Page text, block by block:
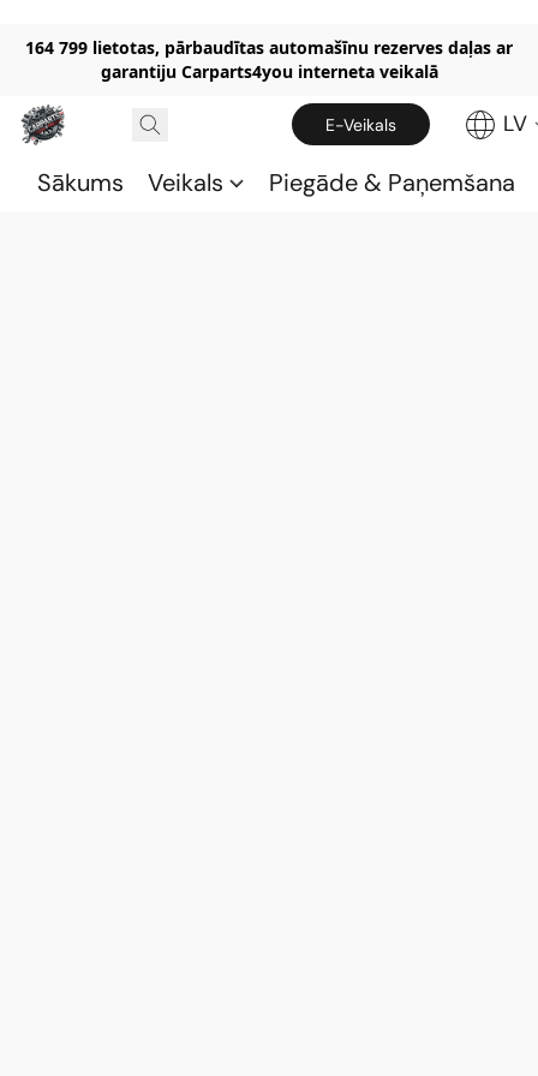
164 799 lietotas, pārbaudītas automašīnu rezerves daļas ar
garantiju Carparts4you interneta veikalā
E-Veikals LV
Sākums Veikals Piegāde & Paņemšana